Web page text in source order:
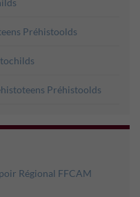
Préhistoolds
Préhistoolds
Régional FFCAM